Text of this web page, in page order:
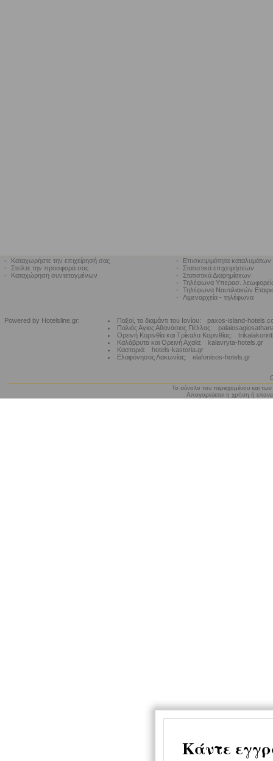
Καταχωρήστε την επιχείρησή σας
Στείλτε την προσφορά σας
Καταχώρηση συντεταγμένων
Επισκεψιμότητα καταλυμάτων
Στατιστικά επιχειρήσεων
Στατιστικά Διαφημίσεων
Τηλέφωνα Υπερασ.
Τηλέφωνα Ναυτιλιακών
Λιμεναρχεία - τηλέφωνα
Powered by Hotelsline.gr: Παξοί, το διαμάντι του Ιονίου:
paxos-island-
Παλιός Αγιος Αθανάσιος Πέλλας:
Ορεινή Κορινθία και Τρίκαλα Κορινθίας:
Καλάβρυτα και Ορεινή Αχαϊα:
kalavryta-hotels.gr
Καστοριά:
hotels-kastoria.gr
Ελαφόνησος Λακωνίας:
elafonisos-hotels.gr
Το σύνολο του περιεχομένου και
Απαγορεύεται η χρήση ή